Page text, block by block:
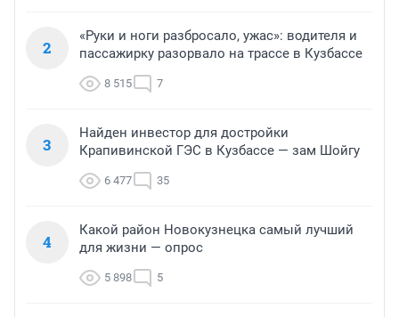
2
«Руки и ноги разбросало, ужас»: водителя и
пассажирку разорвало на трассе в Кузбассе
8 515 7
3
Найден инвестор для достройки
Крапивинской ГЭС в Кузбассе — зам Шойгу
6 477 35
4
Какой район Новокузнецка самый лучший
для жизни — опрос
5 898 5